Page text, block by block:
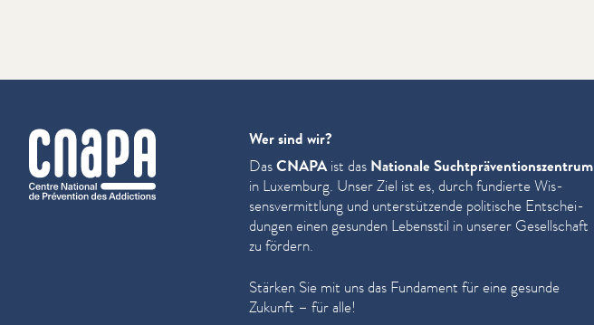
cnapa
Wer sind wir?
DasCNAPAist das Nationale Sucht­präven­tion­szen­trum
in Luxemburg. Unser Ziel ist es, durch fundierte Wis­
sensver­mit­tlung und unter­stützende politische Entschei­
dun­gen einen gesunden Lebensstil in unserer Gesellschaft
zu fördern.
Stärken Sie mit uns das Fundament für eine gesunde
Zukunft – für alle!